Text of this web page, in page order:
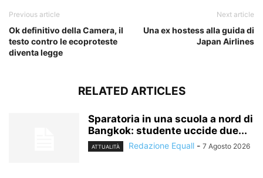
Previous article
Ok definitivo della Camera, il
testo contro le ecoproteste
diventa legge
Next article
Una ex hostess alla guida di
Japan Airlines
RELATED ARTICLES
Sparatoria in una scuola a nord di
Bangkok: studente uccide due...
ATTUALITÀ Redazione Equall - 7 Agosto 2026